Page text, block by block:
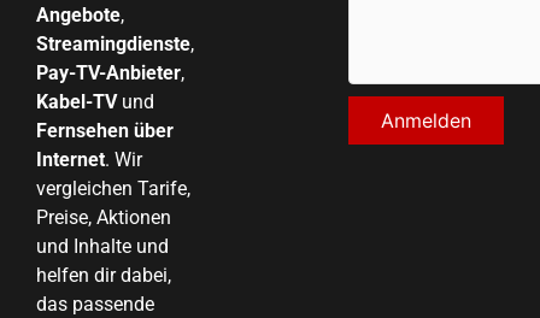
Angebote,
Streamingdienste,
Pay-TV-Anbieter,
Kabel-TVund
Fernsehen über
Internet. Wir
vergleichen Tarife,
Preise, Aktionen
und Inhalte und
helfen dir dabei,
das passende